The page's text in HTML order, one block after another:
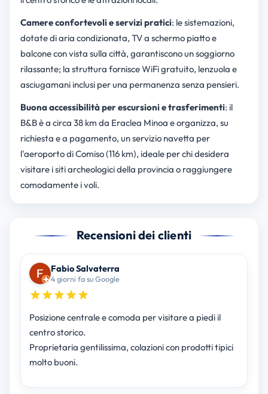
Camere confortevoli e servizi pratici: le sistemazioni,
dotate di aria condizionata, TV a schermo piatto e
balcone con vista sulla città, garantiscono un soggiorno
rilassante; la struttura fornisce WiFi gratuito, lenzuola e
asciugamani inclusi per una permanenza senza pensieri.
Buona accessibilità per escursioni e trasferimenti: il
B&B è a circa 38 km da Eraclea Minoa e organizza, su
richiesta e a pagamento, un servizio navetta per
l'aeroporto di Comiso (116 km), ideale per chi desidera
visitare i siti archeologici della provincia o raggiungere
comodamente i voli.
Recensioni dei clienti
Fabio Salvaterra
4 giorni fa su Google
Posizione centrale e comoda per visitare a piedi il
centro storico.
Proprietaria gentilissima, colazioni con prodotti tipici
molto buoni.